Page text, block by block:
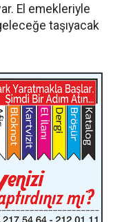
El emekleriyle
taşıyacak